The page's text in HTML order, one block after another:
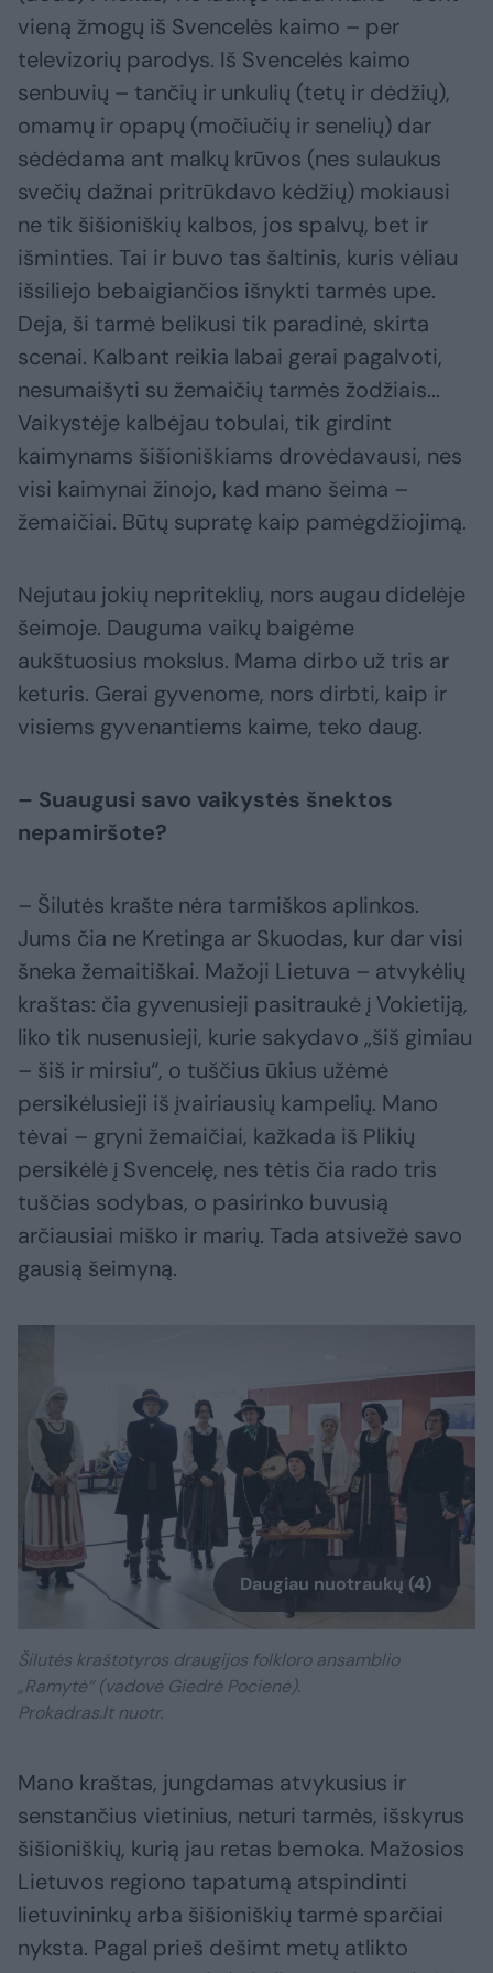
vieną žmogų iš Svencelės kaimo – per
televizorių parodys. Iš Svencelės kaimo
senbuvių – tančių ir unkulių (tetų ir dėdžių),
omamų ir opapų (močiučių ir senelių) dar
sėdėdama ant malkų krūvos (nes sulaukus
svečių dažnai pritrūkdavo kėdžių) mokiausi
ne tik šišioniškių kalbos, jos spalvų, bet ir
išminties. Tai ir buvo tas šaltinis, kuris vėliau
išsiliejo bebaigiančios išnykti tarmės upe.
Deja, ši tarmė belikusi tik paradinė, skirta
scenai. Kalbant reikia labai gerai pagalvoti,
nesumaišyti su žemaičių tarmės žodžiais...
Vaikystėje kalbėjau tobulai, tik girdint
kaimynams šišioniškiams drovėdavausi, nes
visi kaimynai žinojo, kad mano šeima –
žemaičiai. Būtų supratę kaip pamėgdžiojimą.
Nejutau jokių nepriteklių, nors augau didelėje
šeimoje. Dauguma vaikų baigėme
aukštuosius mokslus. Mama dirbo už tris ar
keturis. Gerai gyvenome, nors dirbti, kaip ir
visiems gyvenantiems kaime, teko daug.
– Suaugusi savo vaikystės šnektos
nepamiršote?
– Šilutės krašte nėra tarmiškos aplinkos.
Jums čia ne Kretinga ar Skuodas, kur dar visi
šneka žemaitiškai. Mažoji Lietuva – atvykėlių
kraštas: čia gyvenusieji pasitraukė į Vokietiją,
liko tik nusenusieji, kurie sakydavo „šiš gimiau
– šiš ir mirsiu“, o tuščius ūkius užėmė
persikėlusieji iš įvairiausių kampelių. Mano
tėvai – gryni žemaičiai, kažkada iš Plikių
persikėlė į Svencelę, nes tėtis čia rado tris
tuščias sodybas, o pasirinko buvusią
arčiausiai miško ir marių. Tada atsivežė savo
gausią šeimyną.
Daugiau nuotraukų (4)
Šilutės kraštotyros draugijos folkloro ansamblio
„Ramytė“ (vadovė Giedrė Pocienė).
Prokadras.lt nuotr.
Mano kraštas, jungdamas atvykusius ir
senstančius vietinius, neturi tarmės, išskyrus
šišioniškių, kurią jau retas bemoka. Mažosios
Lietuvos regiono tapatumą atspindinti
lietuvininkų arba šišioniškių tarmė sparčiai
nyksta. Pagal prieš dešimt metų atlikto